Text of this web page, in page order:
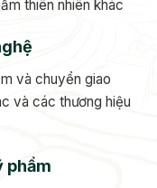
thiên nhiên khác
và chuyển giao
và các thương hiệu
phẩm